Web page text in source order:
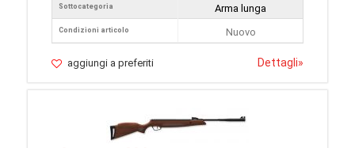
Sottocategoria
Condizioni articolo
Arma lunga
Nuovo
aggiungi a preferiti Dettagli»